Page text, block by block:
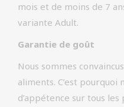
mois et de moins de 7
variante Adult.
Garantie de goût
Nous sommes
aliments. C’est pourquoi
d’appétence sur tous